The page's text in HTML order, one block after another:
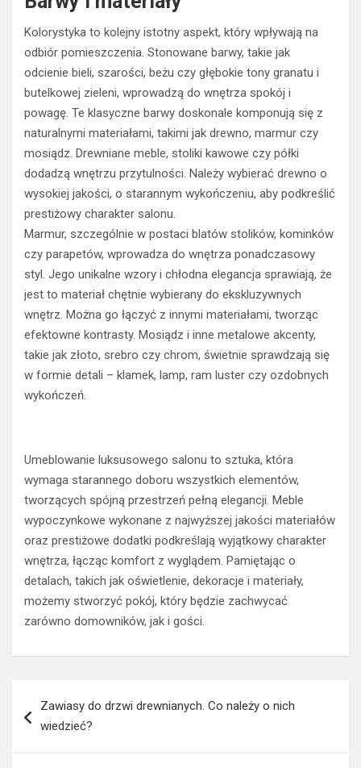
Kolorystyka to kolejny istotny aspekt, który wpływają na
odbiór pomieszczenia. Stonowane barwy, takie jak
odcienie bieli, szarości, beżu czy głębokie tony granatu i
butelkowej zieleni, wprowadzą do wnętrza spokój i
powagę. Te klasyczne barwy doskonale komponują się z
naturalnymi materiałami, takimi jak drewno, marmur czy
mosiądz. Drewniane meble, stoliki kawowe czy półki
dodadzą wnętrzu przytulności. Należy wybierać drewno o
wysokiej jakości, o starannym wykończeniu, aby podkreślić
prestiżowy charakter salonu.
Marmur, szczególnie w postaci blatów stolików, kominków
czy parapetów, wprowadza do wnętrza ponadczasowy
styl. Jego unikalne wzory i chłodna elegancja sprawiają, że
jest to materiał chętnie wybierany do ekskluzywnych
wnętrz. Można go łączyć z innymi materiałami, tworząc
efektowne kontrasty. Mosiądz i inne metalowe akcenty,
takie jak złoto, srebro czy chrom, świetnie sprawdzają się
w formie detali – klamek, lamp, ram luster czy ozdobnych
wykończeń.
Umeblowanie luksusowego salonu to sztuka, która
wymaga starannego doboru wszystkich elementów,
tworzących spójną przestrzeń pełną elegancji. Meble
wypoczynkowe wykonane z najwyższej jakości materiałów
oraz prestiżowe dodatki podkreślają wyjątkowy charakter
wnętrza, łącząc komfort z wyglądem. Pamiętając o
detalach, takich jak oświetlenie, dekoracje i materiały,
możemy stworzyć pokój, który będzie zachwycać
zarówno domowników, jak i gości.
wpisu
Zawiasy do drzwi drewnianych. Co należy o nich
wiedzieć?